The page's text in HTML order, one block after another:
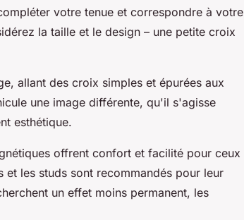
votre tenue et correspondre à votre
la taille et le design – une petite croix
allant des croix simples et épurées aux
une image différente, qu'il s'agisse
esthétique.
offrent confort et facilité pour ceux
les studs sont recommandés pour leur
un effet moins permanent, les